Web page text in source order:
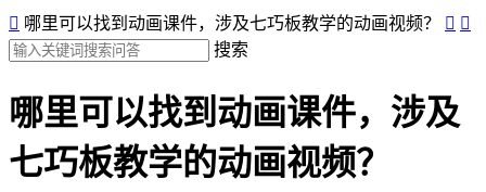
 哪里可以找到动画课件，涉及七巧板教学的动画视频？  
搜索
哪里可以找到动画课件，涉及
七巧板教学的动画视频？